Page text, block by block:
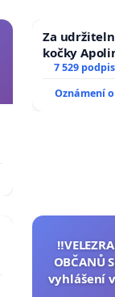
Za
kočky
7 529
Oznámení
OBČANŮ
vyhlášení